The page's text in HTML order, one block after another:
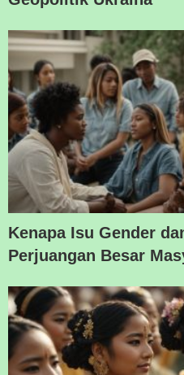
Kenapa Isu Gender
Perjuangan Besar